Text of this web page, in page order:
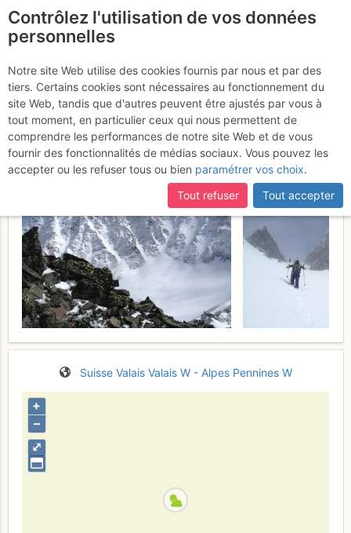
Dents de Proz : Couloir
SW, au retour des Pointes
de Molenne
Dimanche 19 mars 2017
Suisse Valais Valais W - Alpes Pennines W
⤢
+
–
Contrôlez l'utilisation de vos données
personnelles
Notre site Web utilise des cookies fournis par nous et par des
tiers. Certains cookies sont nécessaires au fonctionnement du
site Web, tandis que d'autres peuvent être ajustés par vous à
tout moment, en particulier ceux qui nous permettent de
comprendre les performances de notre site Web et de vous
fournir des fonctionnalités de médias sociaux. Vous pouvez les
accepter ou les refuser tous ou bien paramétrer vos choix.
Tout refuser
Tout accepter